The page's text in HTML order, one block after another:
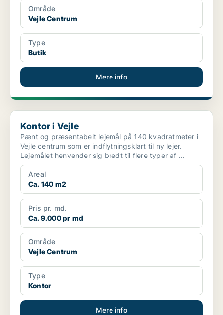
Område
Vejle Centrum
Type
Butik
Mere info
Kontor i Vejle
Kontor i Vejle
Pænt og præsentabelt lejemål på 140 kvadratmeter i
Vejle centrum som er indflytningsklart til ny lejer.
Lejemålet henvender sig bredt til flere typer af ...
Areal
Ca. 140 m2
Pris pr. md.
Ca. 9.000 pr md
Område
Vejle Centrum
Type
Kontor
Mere info